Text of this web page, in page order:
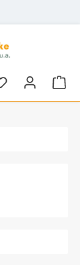
Du hast 0